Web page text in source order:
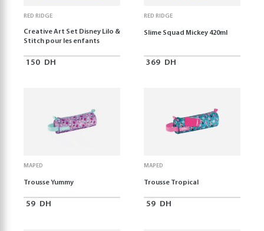
RED RIDGE
Creative Art Set Disney Lilo &
Stitch pour les enfants
150 DH
RED RIDGE
Slime Squad Mickey 420ml
369 DH
MAPED
Trousse Yummy
59 DH
MAPED
Trousse Tropical
59 DH